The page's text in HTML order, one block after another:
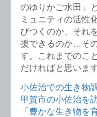
のゆりかご水田」
ミュニティの活性
びつくのか、それ
援できるのか…そ
す。これまでのこ
だければと思います
小佐治での生き物
甲賀市の小佐治を
「豊かな生き物を